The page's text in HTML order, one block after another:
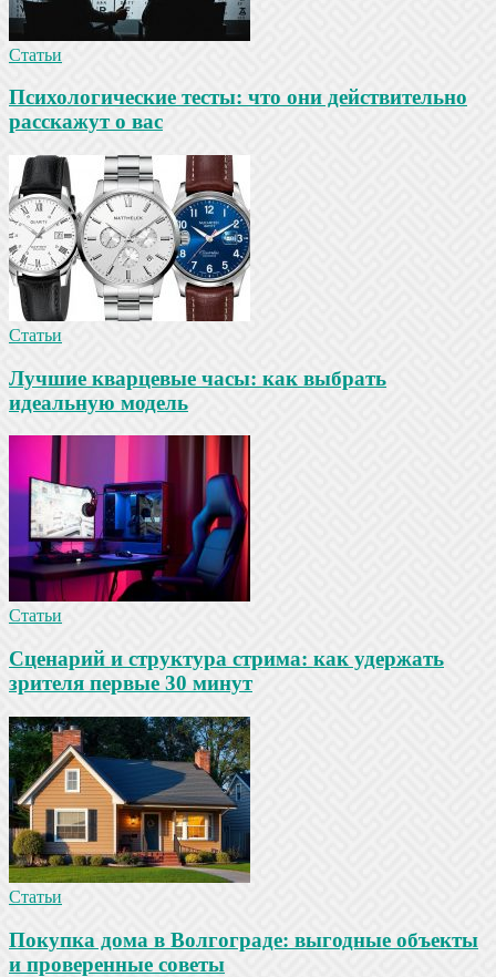
Статьи
Психологические тесты: что они действительно
расскажут о вас
Статьи
Лучшие кварцевые часы: как выбрать
идеальную модель
Статьи
Сценарий и структура стрима: как удержать
зрителя первые 30 минут
Статьи
Покупка дома в Волгограде: выгодные объекты
и проверенные советы